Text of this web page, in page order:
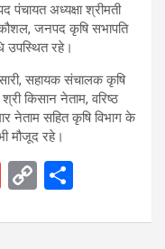
पंचायत अध्यक्षा श्रीमती
जनपद कृषि सभापति
उपस्थित रहे।
सहायक संचालक कृषि
किसान नेताम, वरिष्ठ
नेताम सहित कृषि विभाग के
मौजूद रहे।
G
ail
C
py ar